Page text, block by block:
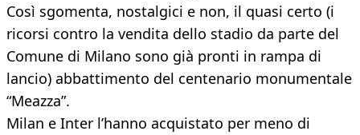
Così sgomenta, nostalgici e non, il quasi certo (i
ricorsi contro la vendita dello stadio da parte del
Comune di Milano sono già pronti in rampa di
lancio) abbattimento del centenario monumentale
“Meazza”.
Milan e Inter l’hanno acquistato per meno di